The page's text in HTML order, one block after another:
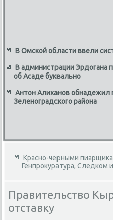
В Омской области ввели
В администрации Эрдогана
об Асаде буквально
Антон Алиханов обнадежил
Зеленоградского района
Красно-черными
Генпрокуратура, Следком
Правительство
отставку